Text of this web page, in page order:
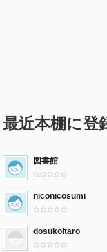
最近本棚に登
図書館
niconicosumi
dosukoitaro